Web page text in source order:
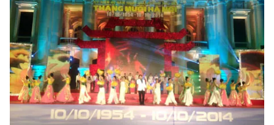
Giải sao mai
Làm đẹp
Chất lượng cuộc sống
Tuyển sinh
Học trực tuyến
Công nghệ
Hitech Công nghệ tương lai
Sản phẩm
Thị trường
Giao lưu trực tuyến
Lịch phát sóng